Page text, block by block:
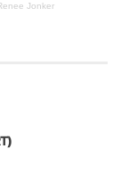
Jonker